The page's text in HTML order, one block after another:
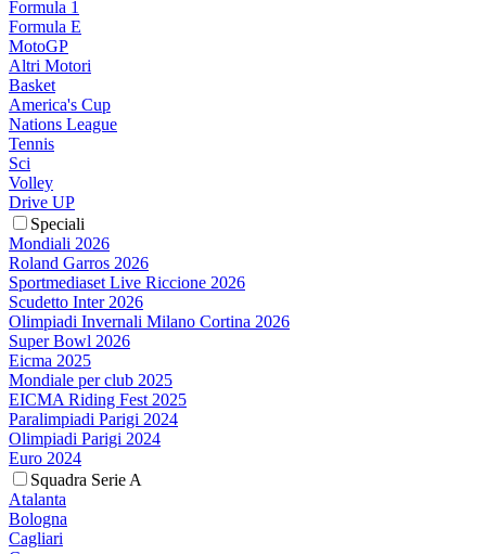
Formula 1
Formula E
MotoGP
Altri Motori
Basket
America's Cup
Nations League
Tennis
Sci
Volley
Drive UP
Speciali
Mondiali 2026
Roland Garros 2026
Sportmediaset Live Riccione 2026
Scudetto Inter 2026
Olimpiadi Invernali Milano Cortina 2026
Super Bowl 2026
Eicma 2025
Mondiale per club 2025
EICMA Riding Fest 2025
Paralimpiadi Parigi 2024
Olimpiadi Parigi 2024
Euro 2024
Squadra Serie A
Atalanta
Bologna
Cagliari